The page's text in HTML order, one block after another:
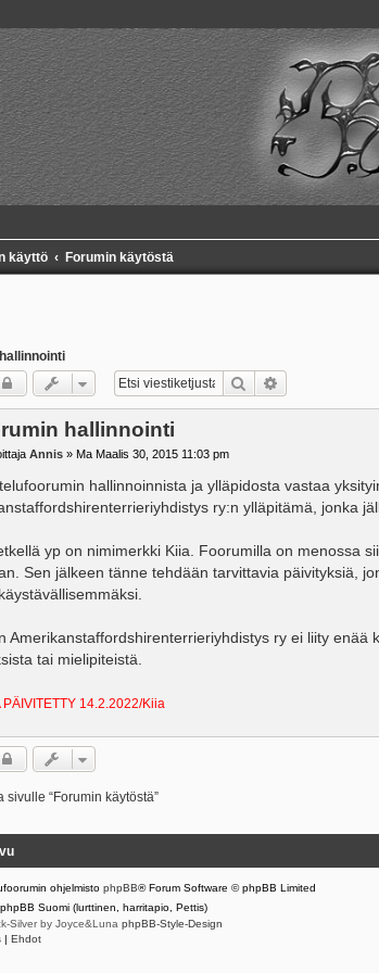
käyttö Forumin käytöstä
Etsi
hallinnointi
Annis» Ma Maalis 30, 2015 11:03 pm
hallinnoinnista ja ylläpidosta vastaa
ry:n ylläpitämä, jonka
yp on nimimerkki Kiia. Foorumilla on menossa
Sen jälkeen tänne tehdään tarvittavia päivityksiä,
Amerikanstaffordshirenterrieriyhdistys ry ei liity
tai mielipiteistä.
PÄIVITETTY 14.2.2022/Kiia
sivulle “Forumin käytöstä”
ohjelmisto phpBB® Forum Software © phpBB Limited
Suomi (lurttinen, harritapio, Pettis)
Silver by Joyce&Luna phpBB-Style-Design
| Ehdot